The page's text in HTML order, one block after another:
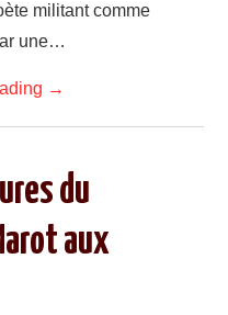
militant comme
une…
→
du
aux